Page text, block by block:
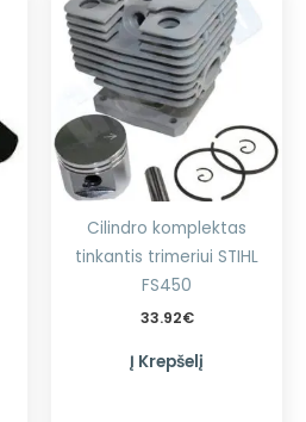
Cilindro komplektas
tinkantis trimeriui STIHL
FS450
33.92€
Į Krepšelį